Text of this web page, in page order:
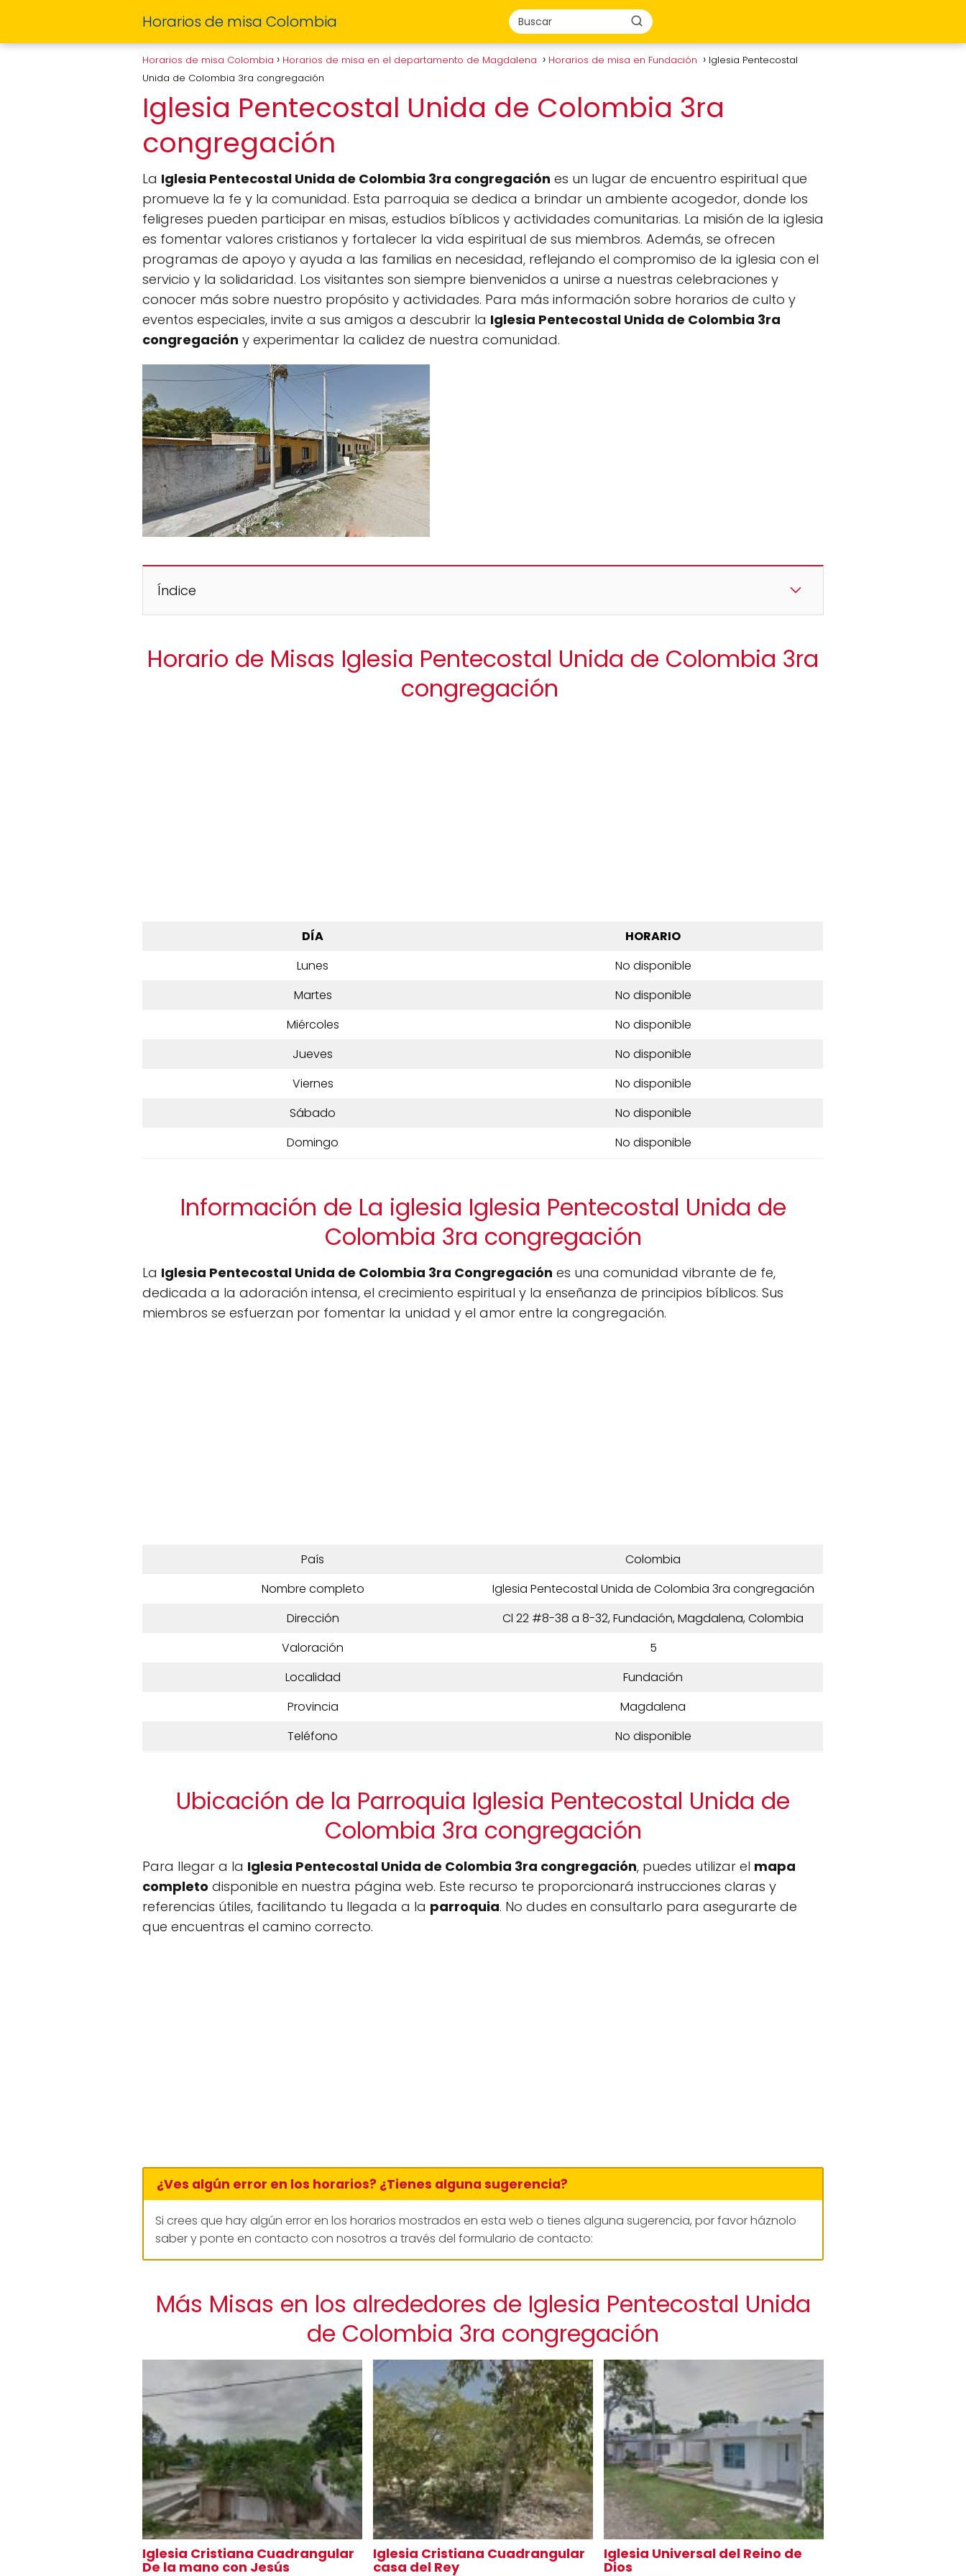
Horarios de misa Colombia
Horarios de misa Colombia Horarios de misa en el departamento de Magdalena Horarios de misa en Fundación
Iglesia Pentecostal
Unida de Colombia 3ra congregación
Iglesia Pentecostal Unida de Colombia 3ra
congregación
La Iglesia Pentecostal Unida de Colombia 3ra congregación es un lugar de encuentro espiritual que
promueve la fe y la comunidad. Esta parroquia se dedica a brindar un ambiente acogedor, donde los
feligreses pueden participar en misas, estudios bíblicos y actividades comunitarias. La misión de la iglesia
es fomentar valores cristianos y fortalecer la vida espiritual de sus miembros. Además, se ofrecen
programas de apoyo y ayuda a las familias en necesidad, reflejando el compromiso de la iglesia con el
servicio y la solidaridad. Los visitantes son siempre bienvenidos a unirse a nuestras celebraciones y
conocer más sobre nuestro propósito y actividades. Para más información sobre horarios de culto y
eventos especiales, invite a sus amigos a descubrir la Iglesia Pentecostal Unida de Colombia 3ra
congregación y experimentar la calidez de nuestra comunidad.
Índice
Horario de Misas Iglesia Pentecostal Unida de Colombia 3ra
congregación
DÍA
HORARIO
Lunes
No disponible
Martes
No disponible
Miércoles
No disponible
Jueves
No disponible
Viernes
No disponible
Sábado
No disponible
Domingo
No disponible
Información de La iglesia Iglesia Pentecostal Unida de
Colombia 3ra congregación
La Iglesia Pentecostal Unida de Colombia 3ra Congregación es una comunidad vibrante de fe,
dedicada a la adoración intensa, el crecimiento espiritual y la enseñanza de principios bíblicos. Sus
miembros se esfuerzan por fomentar la unidad y el amor entre la congregación.
País
Colombia
Nombre completo
Iglesia Pentecostal Unida de Colombia 3ra congregación
Dirección
Cl 22 #8-38 a 8-32, Fundación, Magdalena, Colombia
Valoración
5
Localidad
Fundación
Provincia
Magdalena
Teléfono
No disponible
Ubicación de la Parroquia Iglesia Pentecostal Unida de
Colombia 3ra congregación
Para llegar a la Iglesia Pentecostal Unida de Colombia 3ra congregación, puedes utilizar el mapa
completo disponible en nuestra página web. Este recurso te proporcionará instrucciones claras y
referencias útiles, facilitando tu llegada a la parroquia. No dudes en consultarlo para asegurarte de
que encuentras el camino correcto.
¿Ves algún error en los horarios? ¿Tienes alguna sugerencia?
Si crees que hay algún error en los horarios mostrados en esta web o tienes alguna sugerencia, por favor háznolo
saber y ponte en contacto con nosotros a través del formulario de contacto:
Más Misas en los alrededores de Iglesia Pentecostal Unida
de Colombia 3ra congregación
Iglesia Cristiana Cuadrangular
De la mano con Jesús
Iglesia Cristiana Cuadrangular
casa del Rey
Iglesia Universal del Reino de
Dios